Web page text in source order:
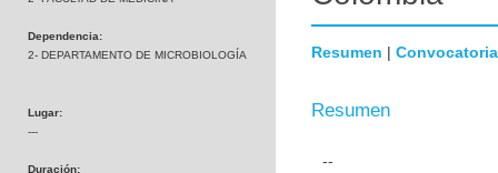
Dependencia:
2- DEPARTAMENTO DE MICROBIOLOGÍA
Lugar:
---
Duración:
Resumen | Convocatoria
Resumen
--